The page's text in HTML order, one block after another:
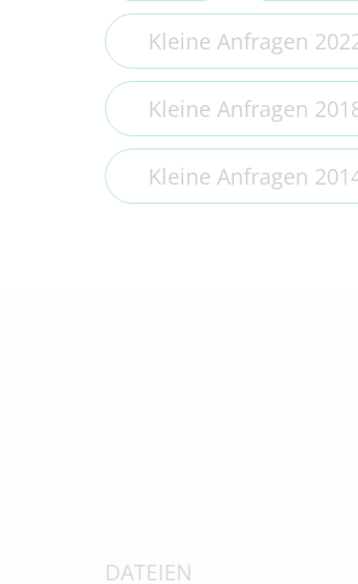
Kleine Anfragen
Kleine Anfragen
Kleine Anfragen
DATEIEN